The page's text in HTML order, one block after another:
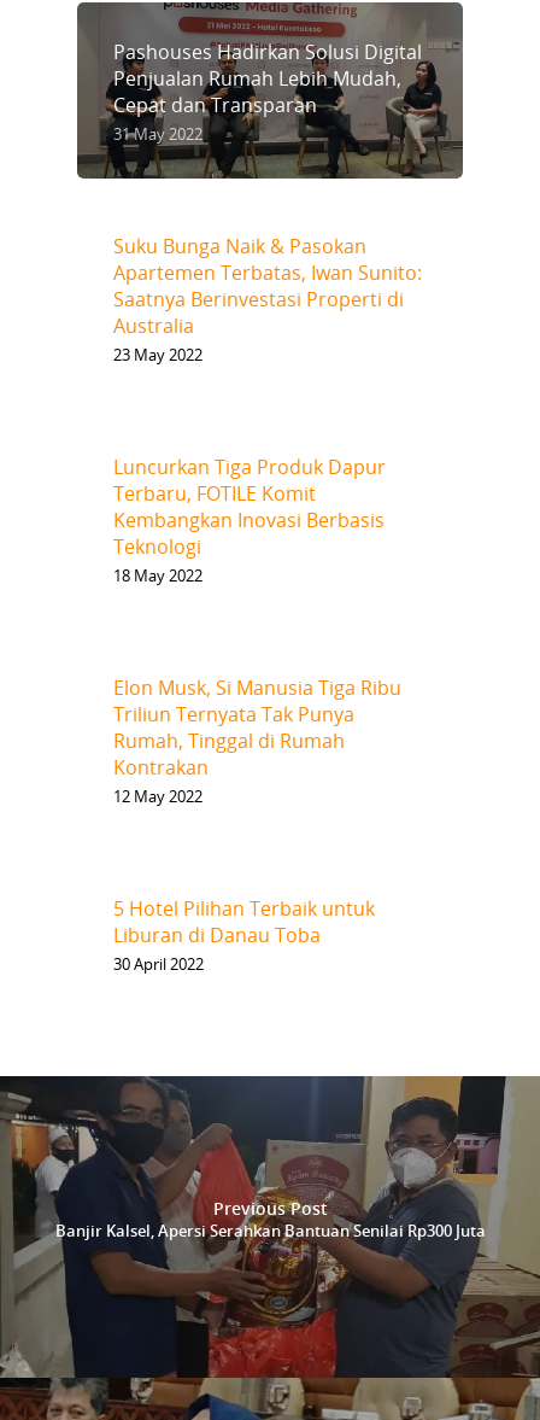
Pashouses Hadirkan Solusi Digital
Penjualan Rumah Lebih Mudah,
Cepat dan Transparan
31 May 2022
Suku Bunga Naik & Pasokan
Apartemen Terbatas, Iwan Sunito:
Saatnya Berinvestasi Properti di
Australia
23 May 2022
Luncurkan Tiga Produk Dapur
Terbaru, FOTILE Komit
Kembangkan Inovasi Berbasis
Teknologi
18 May 2022
Elon Musk, Si Manusia Tiga Ribu
Triliun Ternyata Tak Punya
Rumah, Tinggal di Rumah
Kontrakan
12 May 2022
5 Hotel Pilihan Terbaik untuk
Liburan di Danau Toba
30 April 2022
Previous Post
Banjir Kalsel, Apersi Serahkan Bantuan Senilai Rp300 Juta